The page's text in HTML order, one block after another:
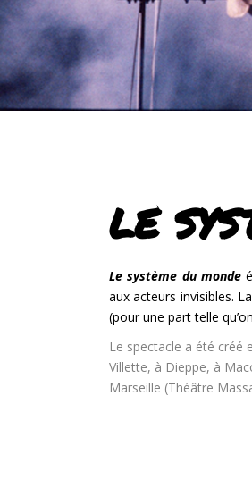
LE
Le système du monde
aux acteurs invisibles.
(pour une part telle
Le spectacle a été créé
Villette, à Dieppe, à
Marseille (Théâtre